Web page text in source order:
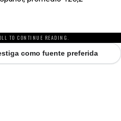
TO CONTINUE READING.
como fuente preferida